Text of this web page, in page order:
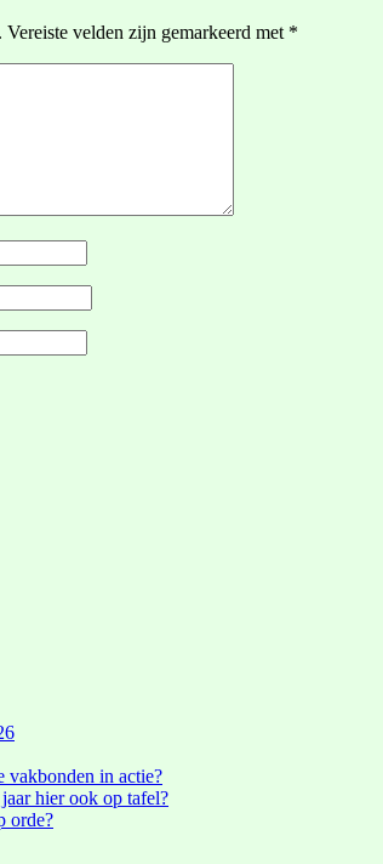
Vereiste velden zijn gemarkeerd met *
vakbonden in actie?
hier ook op tafel?
orde?